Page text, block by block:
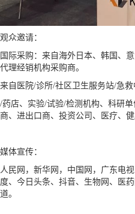
观众邀请：
国际采购：来自海外日本、韩国、
代理经销机构采购商。
来自医院/诊所/社区卫生服务站/急
/药店、实验/试验/检测机构、科研
商、进出口商、投资公司、医疗、
媒体宣传：
人民网，新华网，中国网，广东电
度、今日头条、抖音、生物网、医
道。